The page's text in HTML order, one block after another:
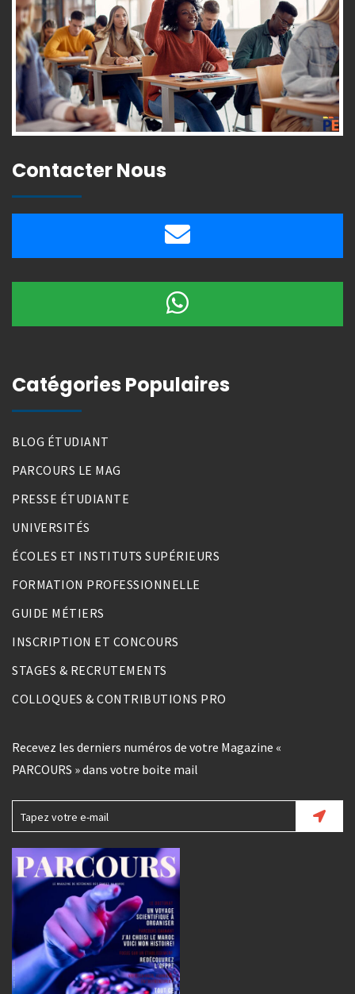
Contacter Nous
Catégories Populaires
BLOG ÉTUDIANT
PARCOURS LE MAG
PRESSE ÉTUDIANTE
UNIVERSITÉS
ÉCOLES ET INSTITUTS SUPÉRIEURS
FORMATION PROFESSIONNELLE
GUIDE MÉTIERS
INSCRIPTION ET CONCOURS
STAGES & RECRUTEMENTS
COLLOQUES & CONTRIBUTIONS PRO
Recevez les derniers numéros de votre Magazine «
PARCOURS » dans votre boite mail